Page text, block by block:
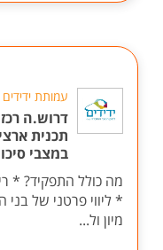
עמותת
דרוש.ה
תכנית
במצבי
מה כולל התפקיד? *
* ליווי פרטני של
מיון ול...